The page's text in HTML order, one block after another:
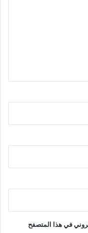
في هذا المتصفح